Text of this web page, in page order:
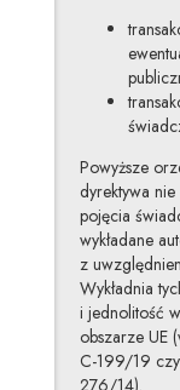
Powyższe
dyrektywa
pojęcia
wykładane
z
Wykładnia
i jednolitość
obszarze UE
C-199/19